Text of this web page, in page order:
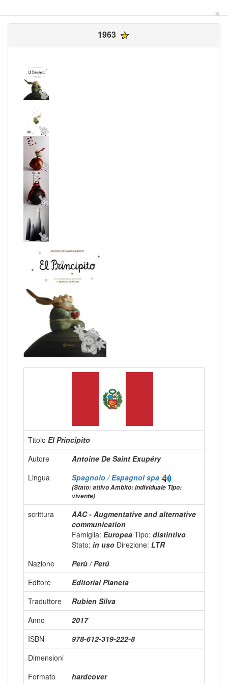
×
1963
Titolo El Principito
Autore
Antoine De Saint Exupéry
Lingua
Spagnolo / Espagnolspa
(Stato: attivo Ambito: individuale Tipo:
vivente)
scrittura
AAC - Augmentative and alternative
communication
Famiglia: Europea Tipo: distintivo
Stato: in uso Direzione: LTR
Nazione
Perù / Perú
Editore
Editorial Planeta
Traduttore
Rubien Silva
Anno
2017
ISBN
978-612-319-222-8
Dimensioni
Formato
hardcover